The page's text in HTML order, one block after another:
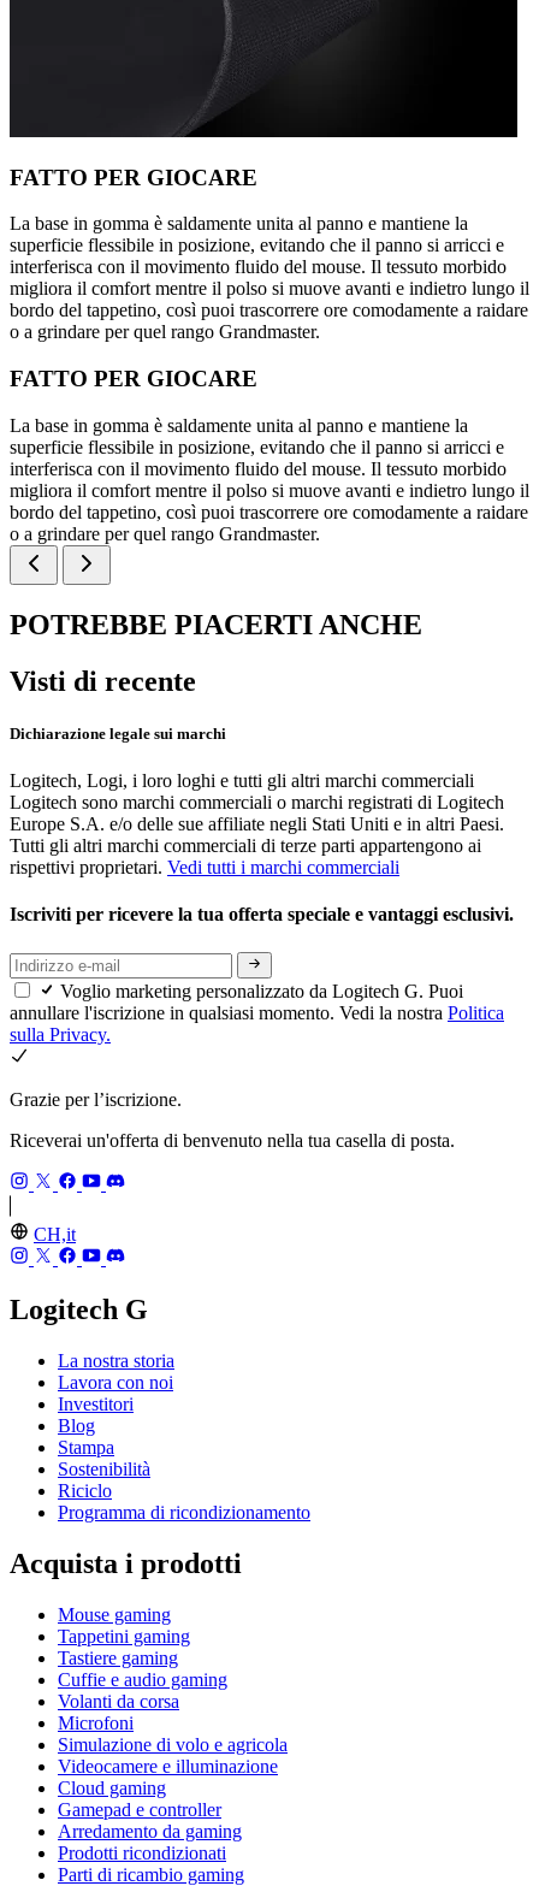
FATTO PER GIOCARE
La base in gomma è saldamente unita al panno e mantiene la
superficie flessibile in posizione, evitando che il panno si arricci e
interferisca con il movimento fluido del mouse. Il tessuto morbido
migliora il comfort mentre il polso si muove avanti e indietro lungo il
bordo del tappetino, così puoi trascorrere ore comodamente a raidare
o a grindare per quel rango Grandmaster.
FATTO PER GIOCARE
La base in gomma è saldamente unita al panno e mantiene la
superficie flessibile in posizione, evitando che il panno si arricci e
interferisca con il movimento fluido del mouse. Il tessuto morbido
migliora il comfort mentre il polso si muove avanti e indietro lungo il
bordo del tappetino, così puoi trascorrere ore comodamente a raidare
o a grindare per quel rango Grandmaster.
POTREBBE PIACERTI ANCHE
Visti di recente
Dichiarazione legale sui marchi
Logitech, Logi, i loro loghi e tutti gli altri marchi commerciali
Logitech sono marchi commerciali o marchi registrati di Logitech
Europe S.A. e/o delle sue affiliate negli Stati Uniti e in altri Paesi.
Tutti gli altri marchi commerciali di terze parti appartengono ai
rispettivi proprietari. Vedi tutti i marchi commerciali
Iscriviti per ricevere la tua offerta speciale e vantaggi esclusivi.
Voglio marketing personalizzato da Logitech G. Puoi
annullare l'iscrizione in qualsiasi momento. Vedi la nostra Politica
sulla Privacy.
Grazie per l’iscrizione.
Riceverai un'offerta di benvenuto nella tua casella di posta.
CH,it
Logitech G
La nostra storia
Lavora con noi
Investitori
Blog
Stampa
Sostenibilità
Riciclo
Programma di ricondizionamento
Acquista i prodotti
Mouse gaming
Tappetini gaming
Tastiere gaming
Cuffie e audio gaming
Volanti da corsa
Microfoni
Simulazione di volo e agricola
Videocamere e illuminazione
Cloud gaming
Gamepad e controller
Arredamento da gaming
Prodotti ricondizionati
Parti di ricambio gaming